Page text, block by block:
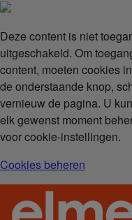
Deze content is niet
uitgeschakeld. Om
content, moeten cookies
de onderstaande knop,
vernieuw de pagina. U
elk gewenst moment
voor cookie-instellingen.
Cookies beheren